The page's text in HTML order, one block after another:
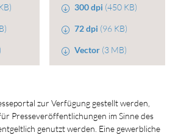
300 dpi (450 KB)
72 dpi (96 KB)
Vector (3 MB)
zur Verfügung gestellt werden,
Presseveröffentlichungen im Sinne des
genutzt werden. Eine gewerbliche